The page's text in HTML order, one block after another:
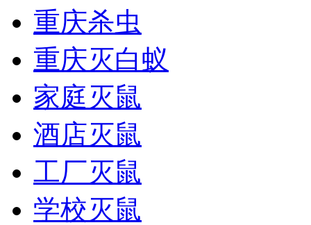
重庆杀虫
重庆灭白蚁
家庭灭鼠
酒店灭鼠
工厂灭鼠
学校灭鼠